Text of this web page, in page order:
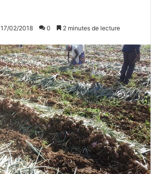
17/02/2018 0 2 minutes de lecture